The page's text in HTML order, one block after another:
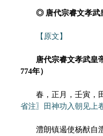
◎ 唐代宗睿文孝武
【原文】
唐代宗睿文孝武
774年）
春，正月，壬寅，田
省注〗田神功入朝见上
澧朗镇遏使杨猷自澧